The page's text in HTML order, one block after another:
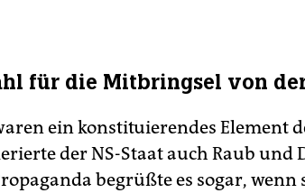
für die Mitbringsel von
ein konstituierendes Element
der NS-Staat auch Raub und
begrüßte es sogar, wenn